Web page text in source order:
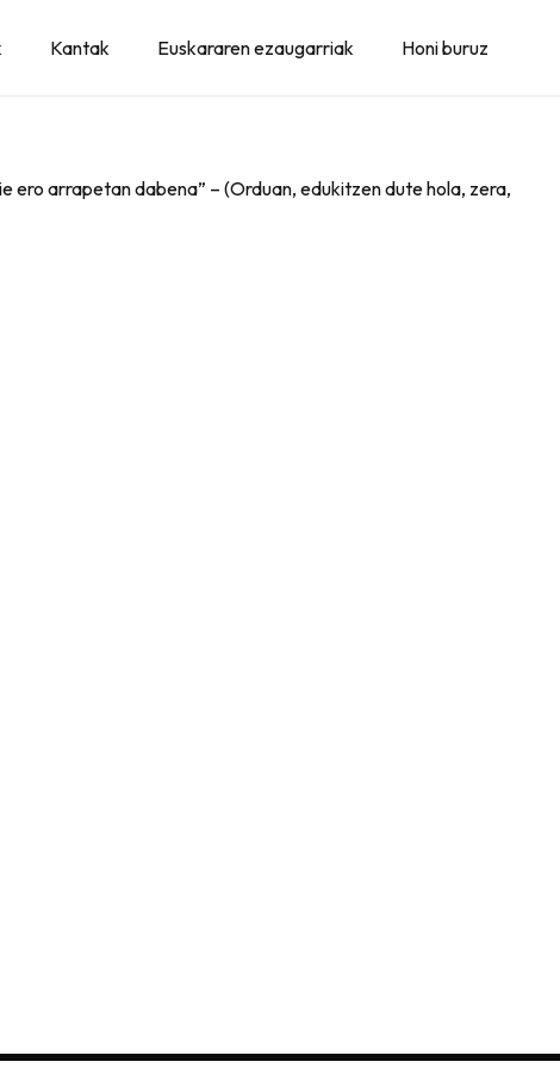
Kantak Euskararen ezaugarriak Honi buruz
arrapetan dabena” – (Orduan, edukitzen dute hola, zera,